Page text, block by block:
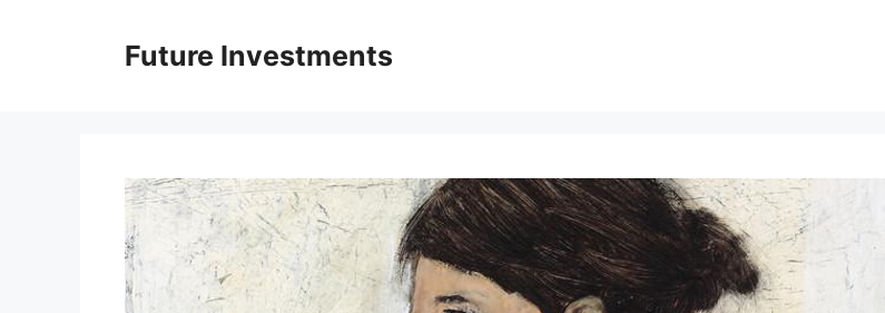
Future Investments